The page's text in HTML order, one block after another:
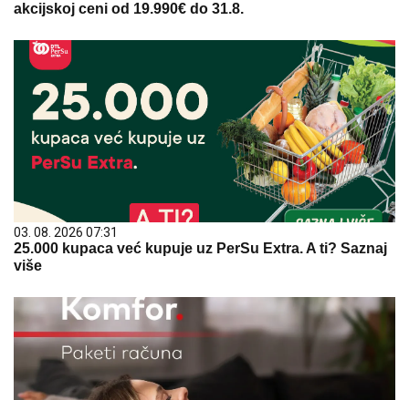
akcijskoj ceni od 19.990€ do 31.8.
03. 08. 2026 07:31
25.000 kupaca već kupuje uz PerSu Extra. A ti? Saznaj
više